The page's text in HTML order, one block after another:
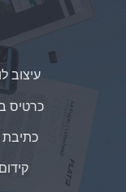
עיצוב
כרטיס
כתיבת